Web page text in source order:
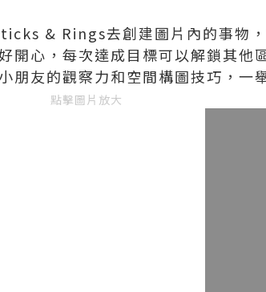
& Rings去創建圖片內的事物
開心，每次達成目標可以解鎖其他
朋友的觀察力和空間構圖技巧，一
點擊圖片放大